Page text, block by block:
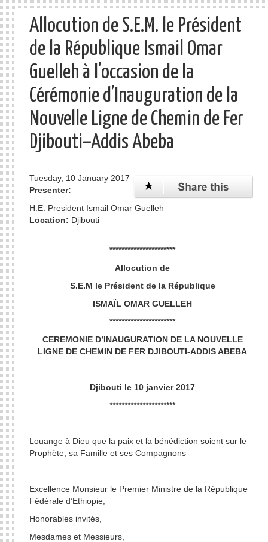
Allocution de S.E.M. le Président
de la République Ismail Omar
Guelleh à l'occasion de la
Cérémonie d’Inauguration de la
Nouvelle Ligne de Chemin de Fer
Djibouti–Addis Abeba
Tuesday, 10 January 2017
Presenter:
H.E. President Ismail Omar Guelleh
Location: Djibouti
**********************
Allocution de
S.E.M le Président de la République
ISMAÏL OMAR GUELLEH
**********************
CEREMONIE D’INAUGURATION DE LA NOUVELLE
LIGNE DE CHEMIN DE FER DJIBOUTI-ADDIS ABEBA
Djibouti le 10 janvier 2017
**********************
Louange à Dieu que la paix et la bénédiction soient sur le
Prophète, sa Famille et ses Compagnons
Excellence Monsieur le Premier Ministre de la République
Fédérale d’Ethiopie,
Honorables invités,
Mesdames et Messieurs,